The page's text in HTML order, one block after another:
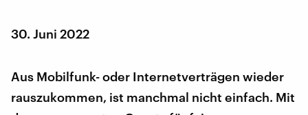
30. Juni 2022
Aus Mobilfunk- oder Internetverträgen wieder
rauszukommen, ist manchmal nicht einfach. Mit